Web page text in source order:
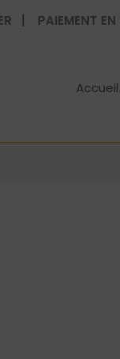
| PAIEMENT EN
Accueil